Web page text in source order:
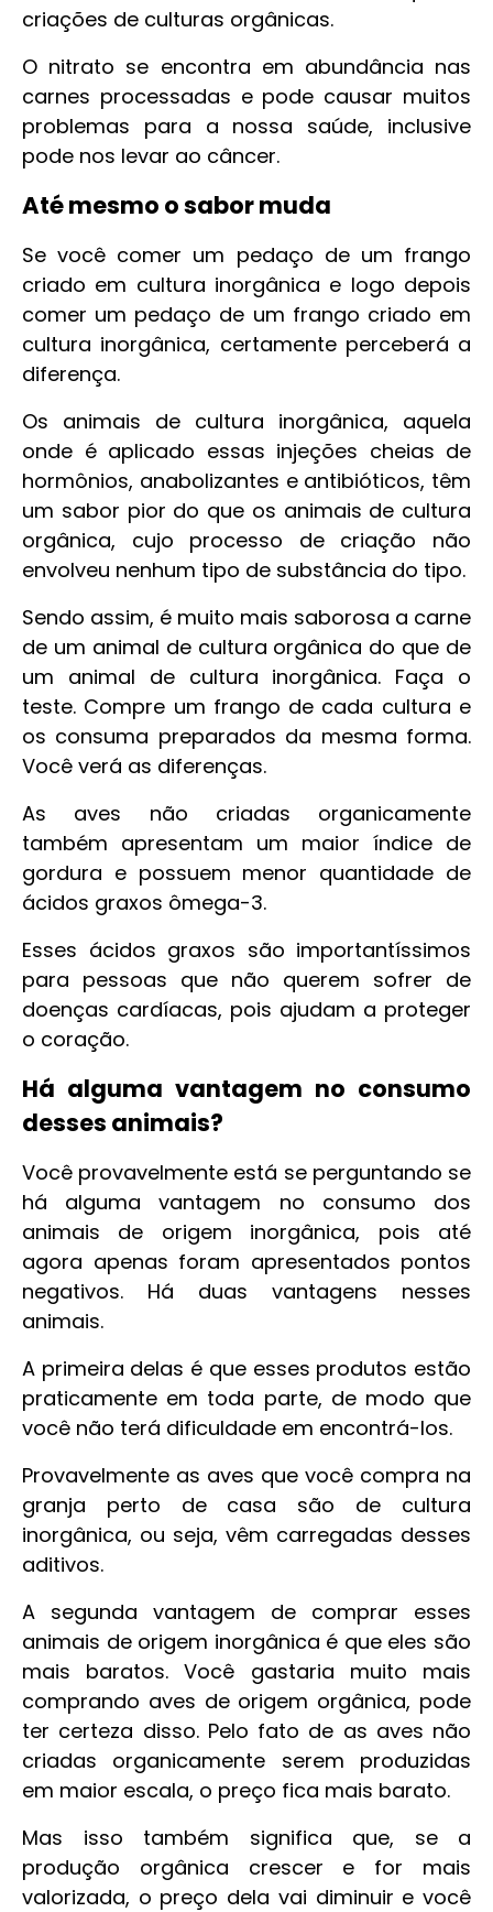
criações de culturas orgânicas.
O nitrato se encontra em abundância nas
carnes processadas e pode causar muitos
problemas para a nossa saúde, inclusive
pode nos levar ao câncer.
Até mesmo o sabor muda
Se você comer um pedaço de um frango
criado em cultura inorgânica e logo depois
comer um pedaço de um frango criado em
cultura inorgânica, certamente perceberá a
diferença.
Os animais de cultura inorgânica, aquela
onde é aplicado essas injeções cheias de
hormônios, anabolizantes e antibióticos, têm
um sabor pior do que os animais de cultura
orgânica, cujo processo de criação não
envolveu nenhum tipo de substância do tipo.
Sendo assim, é muito mais saborosa a carne
de um animal de cultura orgânica do que de
um animal de cultura inorgânica. Faça o
teste. Compre um frango de cada cultura e
os consuma preparados da mesma forma.
Você verá as diferenças.
As aves não criadas organicamente
também apresentam um maior índice de
gordura e possuem menor quantidade de
ácidos graxos ômega-3.
Esses ácidos graxos são importantíssimos
para pessoas que não querem sofrer de
doenças cardíacas, pois ajudam a proteger
o coração.
Há alguma vantagem no consumo
desses animais?
Você provavelmente está se perguntando se
há alguma vantagem no consumo dos
animais de origem inorgânica, pois até
agora apenas foram apresentados pontos
negativos. Há duas vantagens nesses
animais.
A primeira delas é que esses produtos estão
praticamente em toda parte, de modo que
você não terá dificuldade em encontrá-los.
Provavelmente as aves que você compra na
granja perto de casa são de cultura
inorgânica, ou seja, vêm carregadas desses
aditivos.
A segunda vantagem de comprar esses
animais de origem inorgânica é que eles são
mais baratos. Você gastaria muito mais
comprando aves de origem orgânica, pode
ter certeza disso. Pelo fato de as aves não
criadas organicamente serem produzidas
em maior escala, o preço fica mais barato.
Mas isso também significa que, se a
produção orgânica crescer e for mais
valorizada, o preço dela vai diminuir e você